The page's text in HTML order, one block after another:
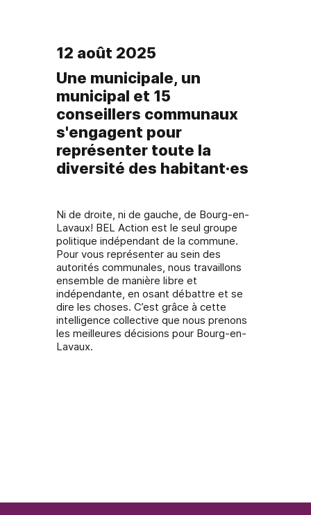
Une municipale, un
municipal et 15
conseillers communaux
s'engagent pour
représenter toute la
diversité des habitant·es
Ni de droite, ni de gauche, de Bourg-en-
Lavaux! BEL Action est le seul groupe
politique indépendant de la commune.
Pour vous représenter au sein des
autorités communales, nous travaillons
ensemble de manière libre et
indépendante, en osant débattre et se
dire les choses. C’est grâce à cette
intelligence collective que nous prenons
les meilleures décisions pour Bourg-en-
Lavaux.
12 août 2025